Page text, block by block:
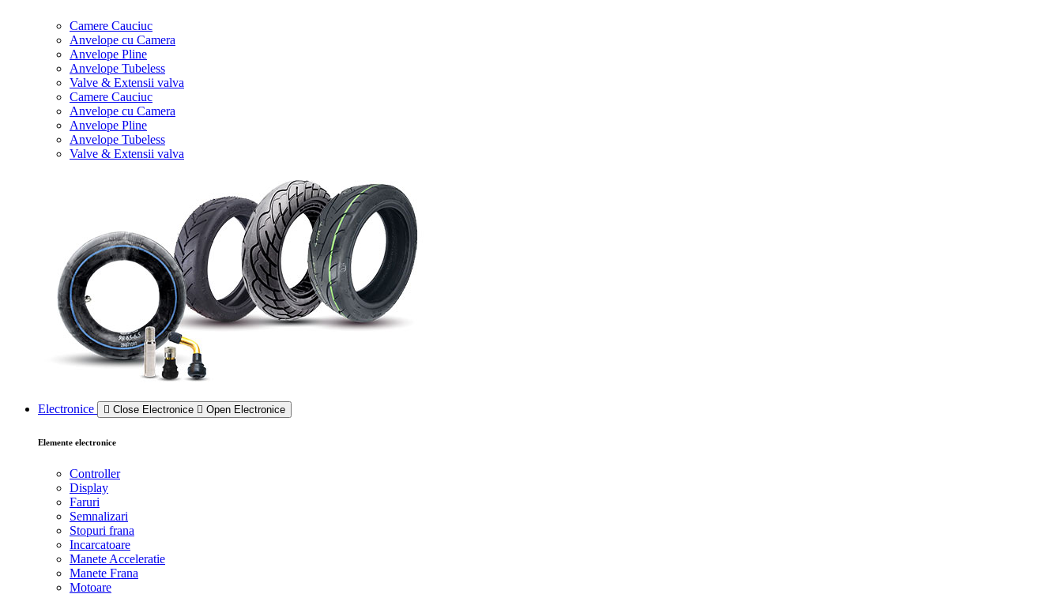
Camere Cauciuc
Anvelope cu Camera
Anvelope Pline
Anvelope Tubeless
Valve & Extensii valva
Camere Cauciuc
Anvelope cu Camera
Anvelope Pline
Anvelope Tubeless
Valve & Extensii valva
Electronice Close Electronice Open Electronice
Elemente electronice
Controller
Display
Faruri
Semnalizari
Stopuri frana
Incarcatoare
Manete Acceleratie
Manete Frana
Motoare